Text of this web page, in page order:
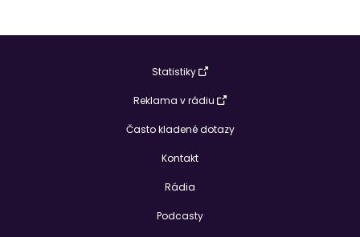
Statistiky
Reklama v rádiu
Často kladené dotazy
Kontakt
Rádia
Podcasty